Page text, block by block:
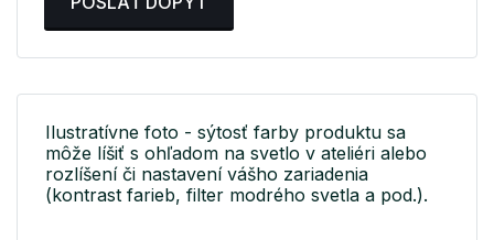
Ilustratívne foto - sýtosť farby produktu sa
môže líšiť s ohľadom na svetlo v ateliéri alebo
rozlíšení či nastavení vášho zariadenia
(kontrast farieb, filter modrého svetla a pod.).